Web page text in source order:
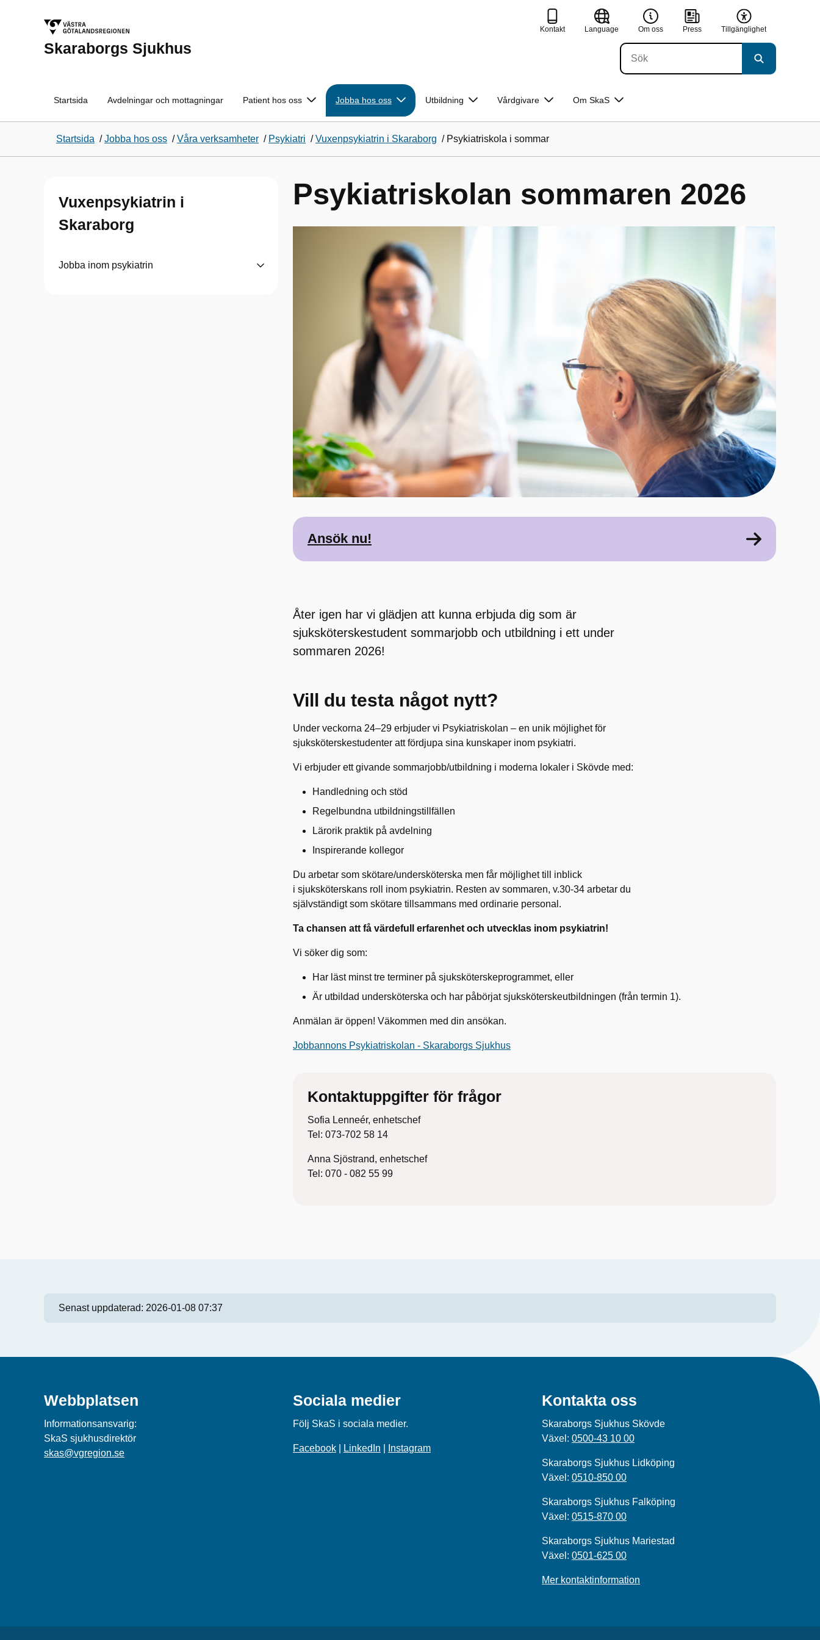
Skaraborgs Sjukhus
Kontakt Language Om oss Press Tillgänglighet
Startsida Avdelningar och mottagningar Patient hos oss Jobba hos oss Utbildning Vårdgivare Om SkaS
Startsida /Jobba hos oss /Våra verksamheter / Psykiatri /Vuxenpsykiatrin i Skaraborg / Psykiatriskola i sommar
Vuxenpsykiatrin i
Skaraborg
Jobba inom psykiatrin
Psykiatriskolan sommaren 2026
Ansök nu!
Åter igen har vi glädjen att kunna erbjuda dig som är
sjuksköterskestudent sommarjobb och utbildning i ett under
sommaren 2026!
Vill du testa något nytt?
Under veckorna 24–29 erbjuder vi Psykiatriskolan – en unik möjlighet för
sjuksköterskestudenter att fördjupa sina kunskaper inom psykiatri.
Vi erbjuder ett givande sommarjobb/utbildning i moderna lokaler i Skövde med:
Handledning och stöd
Regelbundna utbildningstillfällen
Lärorik praktik på avdelning
Inspirerande kollegor
Du arbetar som skötare/undersköterska men får möjlighet till inblick
i sjuksköterskans roll inom psykiatrin. Resten av sommaren, v.30-34 arbetar du
självständigt som skötare tillsammans med ordinarie personal.
Ta chansen att få värdefull erfarenhet och utvecklas inom psykiatrin!
Vi söker dig som:
Har läst minst tre terminer på sjuksköterskeprogrammet, eller
Är utbildad undersköterska och har påbörjat sjuksköterskeutbildningen (från termin 1).
Anmälan är öppen! Väkommen med din ansökan.
Jobbannons Psykiatriskolan - Skaraborgs Sjukhus
Kontaktuppgifter för frågor
Sofia Lenneér, enhetschef
Tel: 073-702 58 14
Anna Sjöstrand, enhetschef
Tel: 070 - 082 55 99
Senast uppdaterad: 2026-01-08 07:37
Webbplatsen
Informationsansvarig:
SkaS sjukhusdirektör
skas@vgregion.se
Sociala medier
Följ SkaS i sociala medier.
Facebook LinkedIn Instagram
Kontakta oss
Skaraborgs Sjukhus Skövde
Växel: 0500-43 10 00
Skaraborgs Sjukhus Lidköping
Växel: 0510-850 00
Skaraborgs Sjukhus Falköping
Växel: 0515-870 00
Skaraborgs Sjukhus Mariestad
Växel: 0501-625 00
Mer kontaktinformation